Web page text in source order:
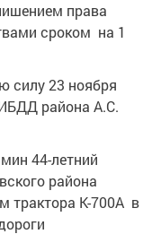
права
сроком на 1
силу 23 ноября
района А.С.
44-летний
района
трактора К-700А в